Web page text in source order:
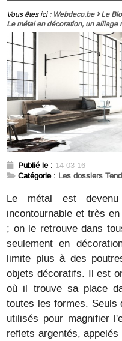
Vous êtes ici : Webdeco.be
Le
Le métal en décoration, un alliage
Publié le : 14-03-16
Catégorie : Les dossiers
Le métal est
incontournable et très
; on le retrouve dans
seulement en
limite plus à des
objets décoratifs. Il est
où il trouve sa place
toutes les formes. Seuls
utilisés pour magnifier
reflets argentés,